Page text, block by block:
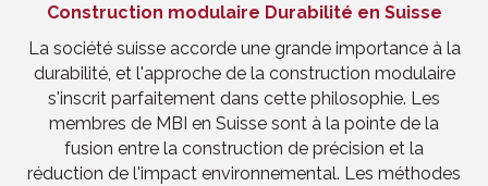
Construction modulaire Durabilité en Suisse
La société suisse accorde une grande importance à la
durabilité, et l'approche de la construction modulaire
s'inscrit parfaitement dans cette philosophie. Les
membres de MBI en Suisse sont à la pointe de la
fusion entre la construction de précision et la
réduction de l'impact environnemental. Les méthodes